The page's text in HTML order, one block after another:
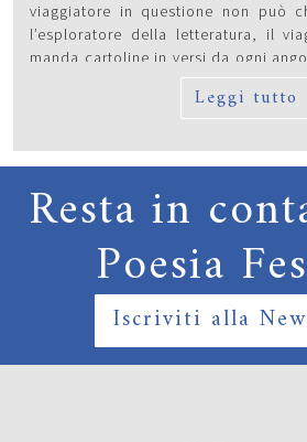
viaggiatore in questione non può
l’esploratore della letteratura, il
manda cartoline in versi da ogni
il viaggiatore che attraversa le
Leggi tutto
Resta in
Poesia
Iscriviti alla